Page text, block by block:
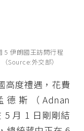
5 伊朗國王訪問行程
（Source:外交部）
高度禮遇，花費
斯（Adnan
5 月 1 日剛剛結